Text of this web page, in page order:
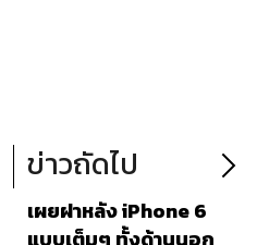
ข่าวถัดไป
เผยฝาหลัง iPhone 6
แบบเต็มๆ ทั้งด้านนอก